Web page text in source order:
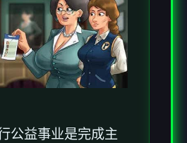
公益事业是完成主